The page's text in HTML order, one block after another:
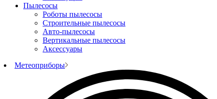
Пылесосы
Роботы пылесосы
Строительные пылесосы
Авто-пылесосы
Вертикальные пылесосы
Аксессуары
Метеоприборы